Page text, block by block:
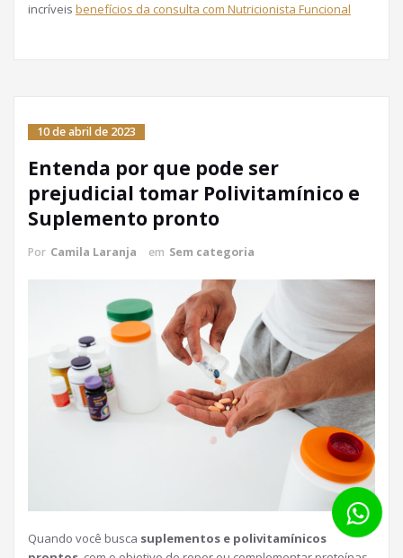
incríveis benefícios da consulta com Nutricionista Funcional
10 de abril de 2023
Entenda por que pode ser
prejudicial tomar Polivitamínico e
Suplemento pronto
Por Camila Laranja em Sem categoria
Quando você busca suplementos e polivitamínicos